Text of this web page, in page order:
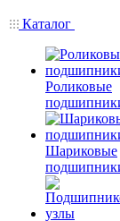
Каталог
Роликовые
Шариковые